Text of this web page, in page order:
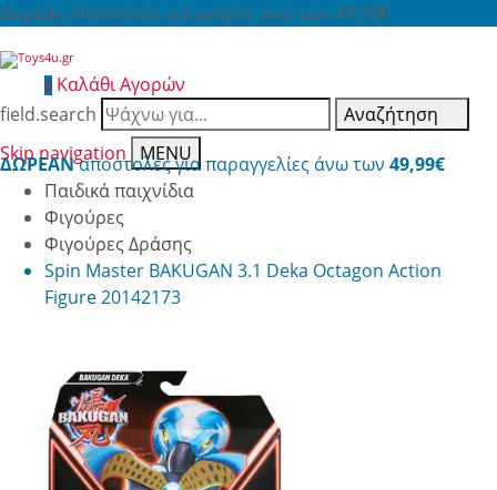
Δωρεάν Αποστολές για αγορές άνω των 49,99€
0 Καλάθι Αγορών
field.search
Αναζήτηση
Skip navigation
MENU
ΔΩΡΕΑΝαποστολές για παραγγελίες άνω των 49,99€
Παιδικά παιχνίδια
Φιγούρες
Φιγούρες Δράσης
Spin Master BAKUGAN 3.1 Deka Octagon Action
Figure 20142173